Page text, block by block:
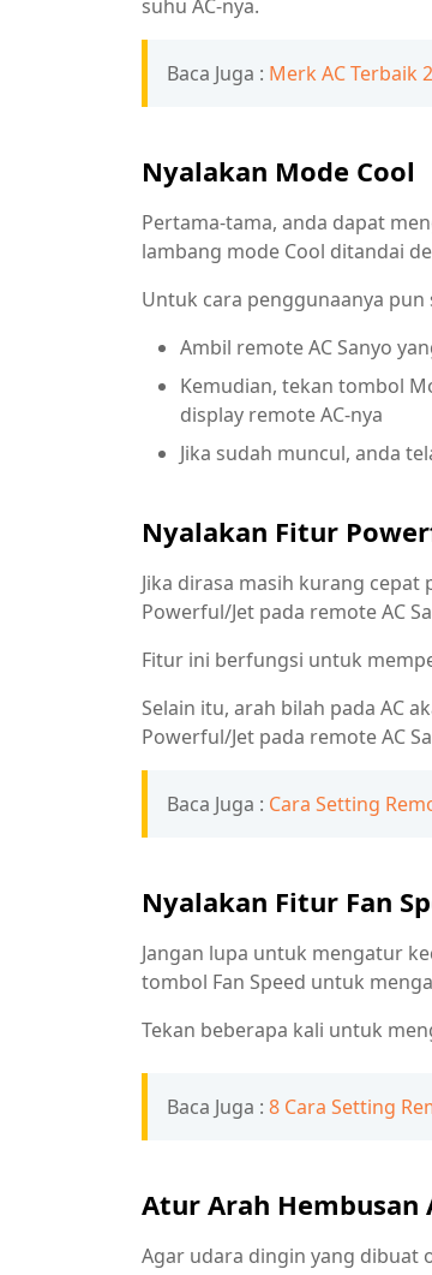
suhu AC-nya.
Baca Juga : Merk AC Terbaik
Nyalakan Mode Cool
Pertama-tama, anda dapat
lambang mode Cool ditandai
Untuk cara penggunaanya
Ambil remote AC Sanyo
Kemudian, tekan tombol
display remote AC-nya
Jika sudah muncul, anda
Nyalakan Fitur
Jika dirasa masih kurang
Powerful/Jet pada remote AC
Fitur ini berfungsi untuk
Selain itu, arah bilah pada AC
Powerful/Jet pada remote AC
Baca Juga : Cara Setting
Nyalakan Fitur Fan
Jangan lupa untuk mengatur
tombol Fan Speed untuk
Tekan beberapa kali untuk
Baca Juga : 8 Cara Setting
Atur Arah Hembusan
Agar udara dingin yang dibuat